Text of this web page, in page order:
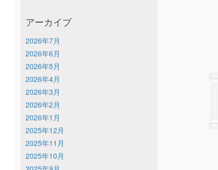
アーカイブ
2026年7月
2026年6月
2026年5月
2026年4月
2026年3月
2026年2月
2026年1月
2025年12月
2025年11月
2025年10月